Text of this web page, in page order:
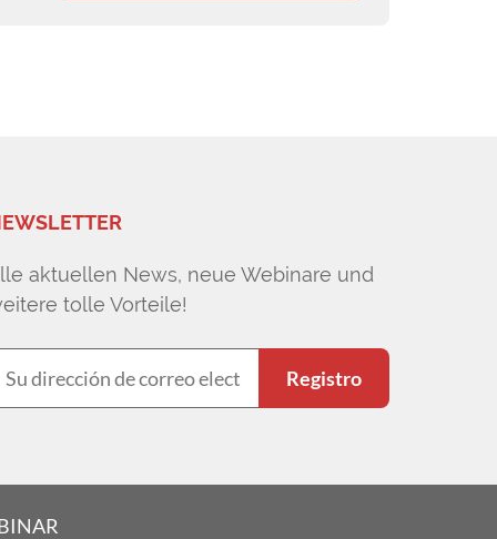
aktuellen News, neue Webinare und
tolle Vorteile!
Registro